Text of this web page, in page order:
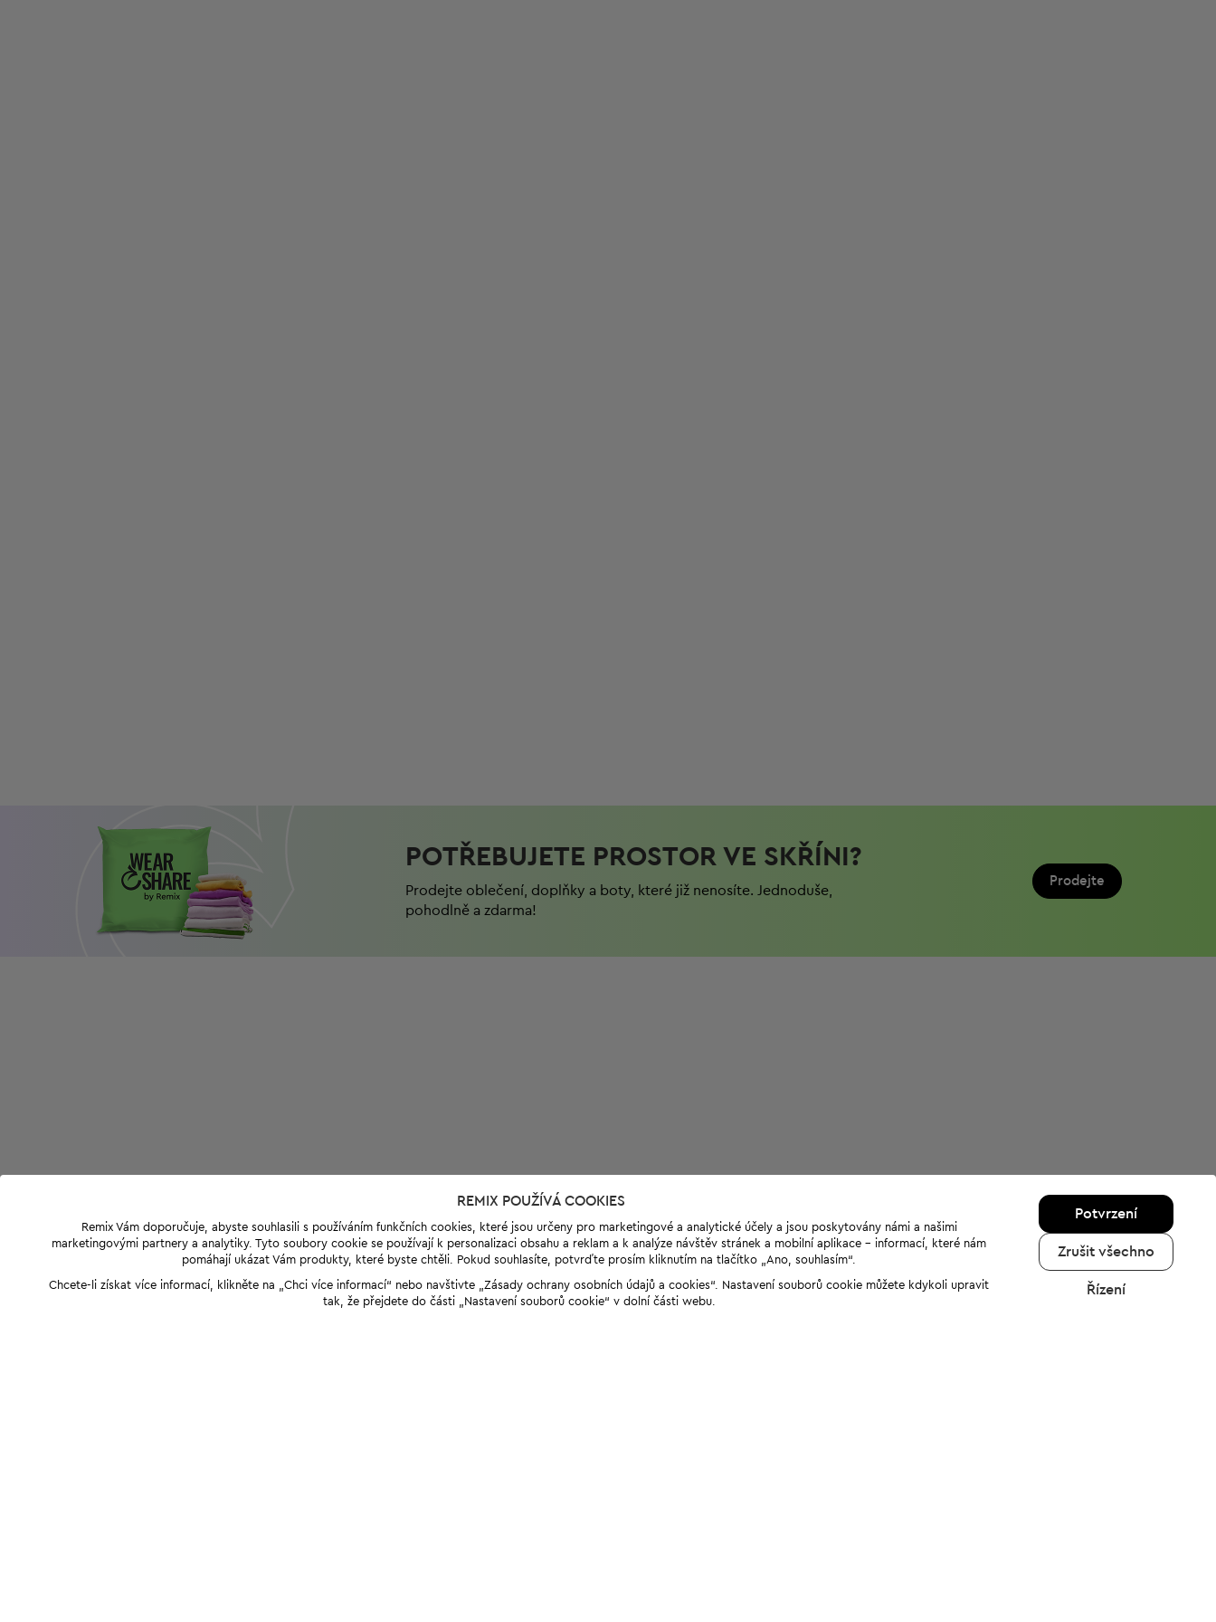
POTŘEBUJETE PROSTOR VE SKŘÍNI?
Prodejte oblečení, doplňky a boty, které již nenosíte. Jednoduše,
pohodlně a zdarma!
Prodejte
REMIX POUŽÍVÁ COOKIES
Remix Vám doporučuje, abyste souhlasili s používáním funkčních cookies, které jsou určeny pro marketingové a analytické účely a jsou poskytovány námi a našimi
marketingovými partnery a analytiky. Tyto soubory cookie se používají k personalizaci obsahu a reklam a k analýze návštěv stránek a mobilní aplikace - informací, které nám
pomáhají ukázat Vám produkty, které byste chtěli. Pokud souhlasíte, potvrďte prosím kliknutím na tlačítko „Ano, souhlasím“.
Chcete-li získat více informací, klikněte na „Chci více informací“ nebo navštivte „Zásady ochrany osobních údajů a cookies“. Nastavení souborů cookie můžete kdykoli upravit
tak, že přejdete do části „Nastavení souborů cookie“ v dolní části webu.
Potvrzení
Zrušit všechno
Řízení